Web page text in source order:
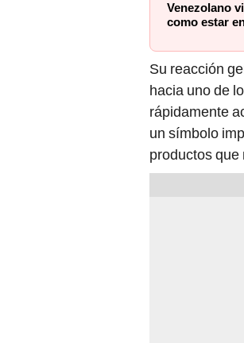
Venezolano
como estar
Su reacción
hacia uno de
rápidamente
un símbolo
productos que